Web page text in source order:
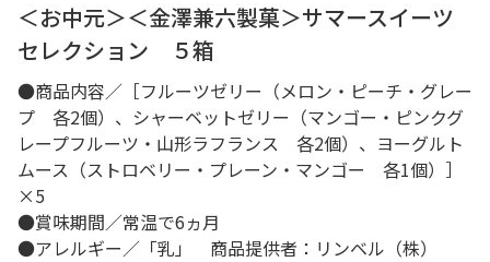
＜お中元＞＜金澤兼六製菓＞サマースイーツ
セレクション ５箱
●商品内容／［フルーツゼリー（メロン・ピーチ・グレー
プ 各2個）、シャーベットゼリー（マンゴー・ピンクグ
レープフルーツ・山形ラフランス 各2個）、ヨーグルト
ムース（ストロベリー・プレーン・マンゴー 各1個）］
×5
●賞味期間／常温で6ヵ月
●アレルギー／「乳」 商品提供者：リンベル（株）